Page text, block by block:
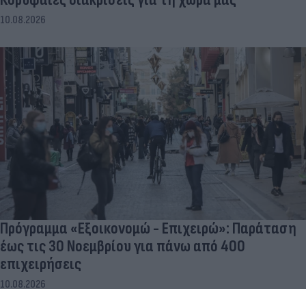
10.08.2026
Πρόγραμμα «Εξοικονομώ - Επιχειρώ»: Παράταση
έως τις 30 Νοεμβρίου για πάνω από 400
επιχειρήσεις
10.08.2026